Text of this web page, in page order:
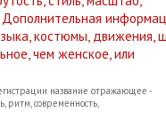
Дополнительная
костюмы, движения,
чем женское, или
название отражающее -
ритм, современность,